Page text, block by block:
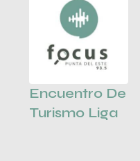
Encuentro De
Turismo Liga